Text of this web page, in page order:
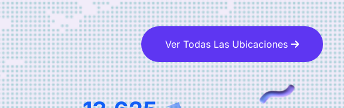
Ver Todas Las Ubicaciones